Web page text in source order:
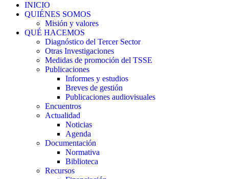
INICIO
QUIÉNES SOMOS
Misión y valores
QUÉ HACEMOS
Diagnóstico del Tercer Sector
Otras Investigaciones
Medidas de promoción del TSSE
Publicaciones
Informes y estudios
Breves de gestión
Publicaciones audiovisuales
Encuentros
Actualidad
Noticias
Agenda
Documentación
Normativa
Biblioteca
Recursos